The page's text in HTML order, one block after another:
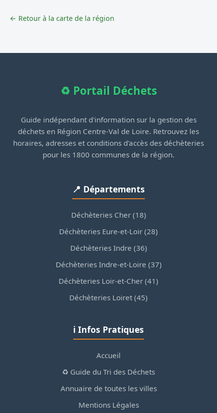
← Retour à la carte de la région
♻️ Portail Déchets
Guide indépendant d'information sur la gestion des
déchets en Région Centre-Val de Loire. Retrouvez les
horaires, adresses et conditions d'accès des déchèteries
pour les 1800 communes de la région.
📍 Départements
Déchèteries Cher (18)
Déchèteries Eure-et-Loir (28)
Déchèteries Indre (36)
Déchèteries Indre-et-Loire (37)
Déchèteries Loir-et-Cher (41)
Déchèteries Loiret (45)
ℹ️ Infos Pratiques
Accueil
♻️ Guide du Tri des Déchets
Annuaire de toutes les villes
Mentions Légales